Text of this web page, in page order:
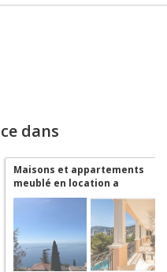
dans
Maisons et appartements
meublé en location a
Roquebrune-Cap-Martin